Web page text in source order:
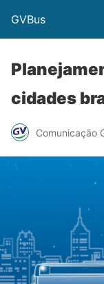
GVBus
cidades
Comunicação